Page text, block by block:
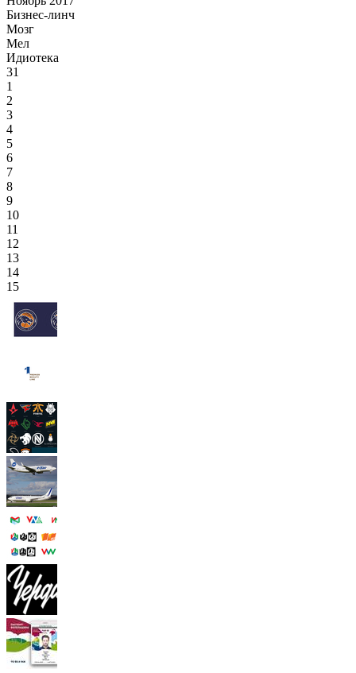
Бизнес-линч
Мозг
Мел
Идиотека
31
1
2
3
4
5
6
7
8
9
10
11
12
13
14
15